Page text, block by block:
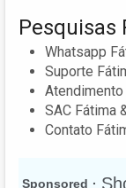
Pesquisas
Whatsapp
Suporte
Atendimento
SAC Fátima
Contato